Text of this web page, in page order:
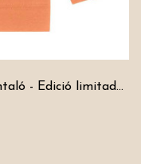
no cardis! - Pack - Dessuadora i pantaló - Edició limitada - Nadó